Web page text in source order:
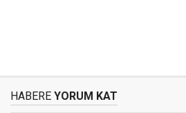
HABERE YORUM KAT